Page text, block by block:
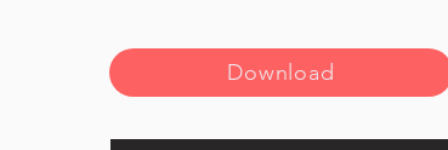
Download